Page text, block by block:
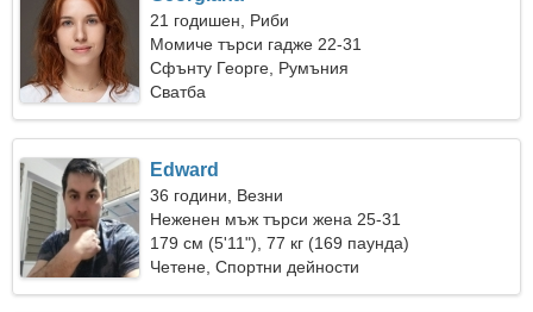
21 годишен, Риби
Момиче търси гадже 22-31
Сфънту Георге, Румъния
Сватба
Edward
36 години, Везни
Неженен мъж търси жена 25-31
179 см (5'11"), 77 кг (169 паунда)
Четене, Спортни дейности